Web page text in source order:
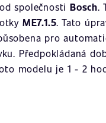
společnosti Bosch.
ME7.1.5. Tato
pro
Předpokládaná
modelu je 1 - 2